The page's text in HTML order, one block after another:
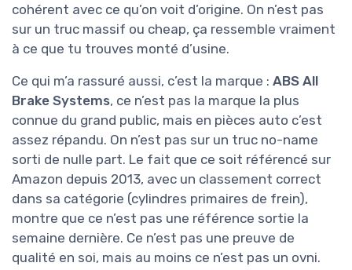
cohérent avec ce qu’on voit d’origine. On n’est pas
sur un truc massif ou cheap, ça ressemble vraiment
à ce que tu trouves monté d’usine.
Ce qui m’a rassuré aussi, c’est la marque : ABS All
Brake Systems, ce n’est pas la marque la plus
connue du grand public, mais en pièces auto c’est
assez répandu. On n’est pas sur un truc no-name
sorti de nulle part. Le fait que ce soit référencé sur
Amazon depuis 2013, avec un classement correct
dans sa catégorie (cylindres primaires de frein),
montre que ce n’est pas une référence sortie la
semaine dernière. Ce n’est pas une preuve de
qualité en soi, mais au moins ce n’est pas un ovni.